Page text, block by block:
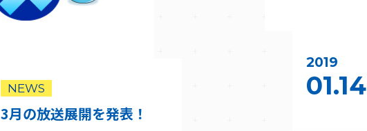
NEWS
3月の放送展開を発表！
2019
01.14